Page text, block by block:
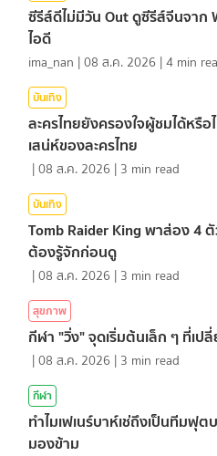
ซีรีส์ดีไม่มีวัน Out ดูซีรีส์จีนจาก
ไอดี
ima_nan |08 ส.ค. 2026 |4 min
บันเทิง
ละครไทยยังครองใจผู้ชมได้หรือ
เสน่ห์ของละครไทย
|08 ส.ค. 2026 | 3 min read
บันเทิง
Tomb Raider King พาส่อง 4 ตั
ต้องรู้จักก่อนดู
|08 ส.ค. 2026 | 3 min read
สุขภาพ
กีฬา "วิ่ง" จุดเริ่มต้นเล็ก ๆ ที่เป
|08 ส.ค. 2026 | 3 min read
กีฬา
ทำไมเฟเนร์บาห์เช่ถึงเป็นทีมฟุต
มองข้าม